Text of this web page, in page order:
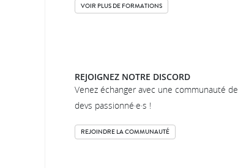
VOIR PLUS DE FORMATIONS
REJOIGNEZ NOTRE DISCORD
Venez échanger avec une communauté de
devs passionné·e·s !
REJOINDRE LA COMMUNAUTÉ